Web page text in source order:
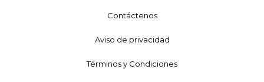
Contáctenos
Aviso de privacidad
Términos y Condiciones